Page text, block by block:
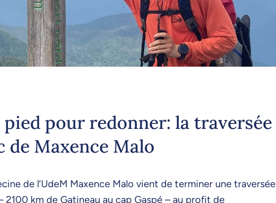
pied pour redonner: la traversée
de Maxence Malo
de l’UdeM Maxence Malo vient de terminer une traversée
2100 km de Gatineau au cap Gaspé – au profit de